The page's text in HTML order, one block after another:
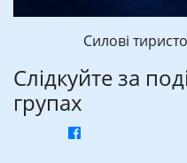
Силові
Слідкуйте за
групах